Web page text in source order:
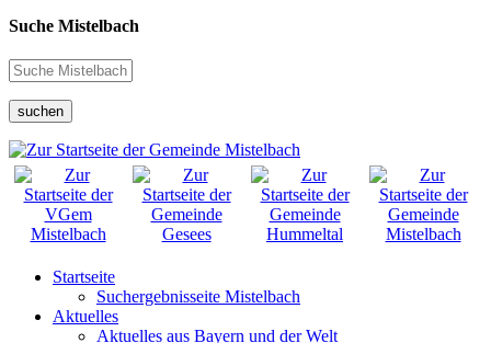
Suche Mistelbach
suchen
Startseite
Suchergebnisseite Mistelbach
Aktuelles
Aktuelles aus Bayern und der Welt